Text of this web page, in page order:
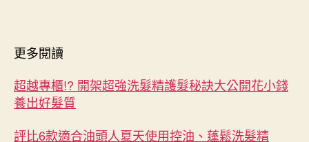
更多閱讀
超越專櫃!? 開架超強洗髮精護髮秘訣大公開花小錢
養出好髮質
評比6款適合油頭人夏天使用控油、蓬鬆洗髮精